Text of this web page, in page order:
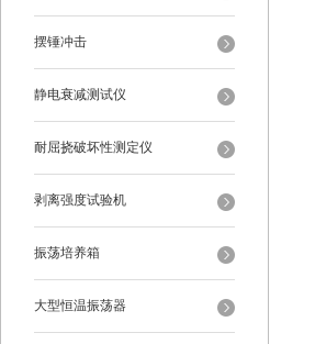
摆锤冲击
静电衰减测试仪
耐屈挠破坏性测定仪
剥离强度试验机
振荡培养箱
大型恒温振荡器